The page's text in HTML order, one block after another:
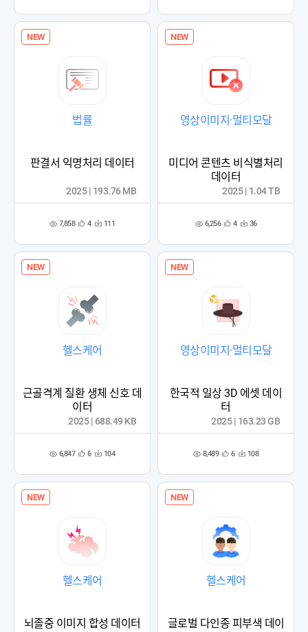
록
록
NEW
법률
판결서 익명처리 데이터
조 7,858 관
록
4 다 111
2025 | 193.76 MB
NEW
영상이미지·멀티모달
미디어 콘텐츠 비식별처리
데이터
조 6,256 관
록
4 다 36
2025 | 1.04 TB
NEW
헬스케어
근골격계 질환 생체 신호 데
이터
조 6,847 관
록
6 다 104
2025 | 688.49 KB
NEW
영상이미지·멀티모달
한국적 일상 3D 에셋 데이
터
조 8,489 관
록
6 다 108
2025 | 163.23 GB
NEW
헬스케어
뇌졸중 이미지 합성 데이터
NEW
헬스케어
글로벌 다인종 피부색 데이